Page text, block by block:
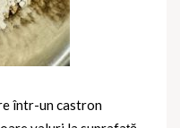
într-un castron